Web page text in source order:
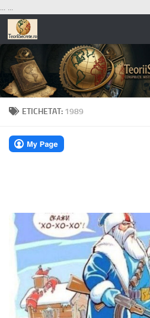
... ...
Skip to content
ETICHETAT: 1989